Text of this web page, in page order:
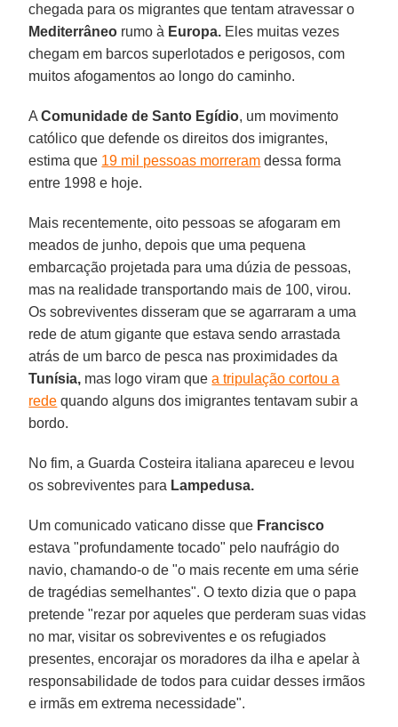
chegada para os migrantes que tentam atravessar o
Mediterrâneo rumo à Europa. Eles muitas vezes
chegam em barcos superlotados e perigosos, com
muitos afogamentos ao longo do caminho.
AComunidade de Santo Egídio, um movimento
católico que defende os direitos dos imigrantes,
estima que 19 mil pessoas morreram dessa forma
entre 1998 e hoje.
Mais recentemente, oito pessoas se afogaram em
meados de junho, depois que uma pequena
embarcação projetada para uma dúzia de pessoas,
mas na realidade transportando mais de 100, virou.
Os sobreviventes disseram que se agarraram a uma
rede de atum gigante que estava sendo arrastada
atrás de um barco de pesca nas proximidades da
Tunísia, mas logo viram quea tripulação cortou a
rede quando alguns dos imigrantes tentavam subir a
bordo.
No fim, a Guarda Costeira italiana apareceu e levou
os sobreviventes para Lampedusa.
Um comunicado vaticano disse que Francisco
estava "profundamente tocado" pelo naufrágio do
navio, chamando-o de "o mais recente em uma série
de tragédias semelhantes". O texto dizia que o papa
pretende "rezar por aqueles que perderam suas vidas
no mar, visitar os sobreviventes e os refugiados
presentes, encorajar os moradores da ilha e apelar à
responsabilidade de todos para cuidar desses irmãos
e irmãs em extrema necessidade".